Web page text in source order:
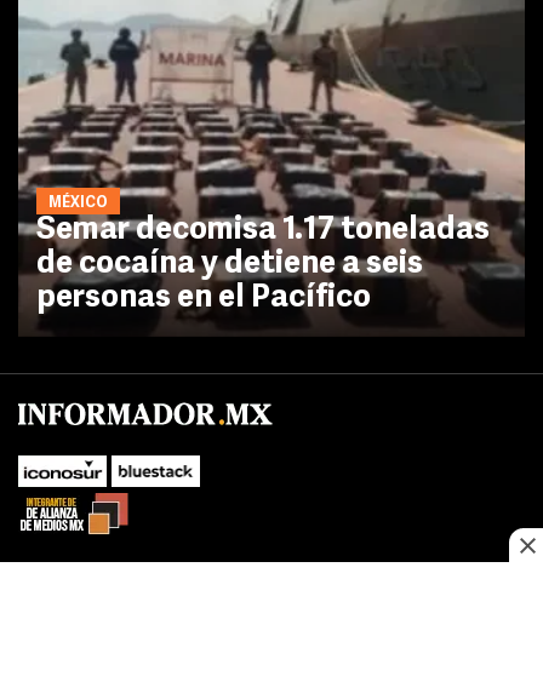
MÉXICO
Semar decomisa 1.17 toneladas
de cocaína y detiene a seis
personas en el Pacífico